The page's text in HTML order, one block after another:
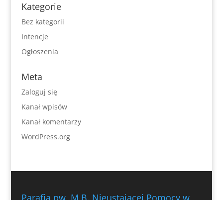
Kategorie
Bez kategorii
Intencje
Ogłoszenia
Meta
Zaloguj się
Kanał wpisów
Kanał komentarzy
WordPress.org
Parafia pw. M.B. Nieustającej Pomocy w